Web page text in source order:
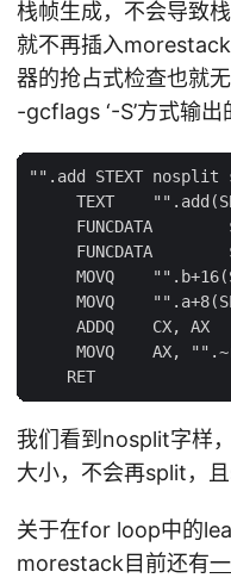
栈帧生成，不会导致
就不再插入
器的抢占式检查也就
-gcflags ‘-S’方式输
"".add STEXT nosplit
TEXT
FUNCDATA
FUNCDATA
MOVQ
MOVQ
     ADDQ    CX, AX
MOVQ    AX,
我们看到nosplit字样
大小，不会再split，
关于在for loop中的
morestack目前还有